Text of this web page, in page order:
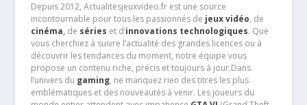
Depuis 2012, Actualitesjeuxvideo.fr est une source
incontournable pour tous les passionnés de jeux vidéo, de
cinéma,de séries et d’innovations technologiques. Que
vous cherchiez à suivre l’actualité des grandes licences ou à
découvrir les tendances du moment, notre équipe vous
propose un contenu riche, précis et toujours à jour.Dans
l’univers du gaming, ne manquez rien des titres les plus
emblématiques et des nouveautés à venir. Les joueurs du